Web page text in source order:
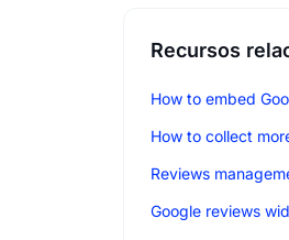
Recursos
How to embed
How to collect
Reviews
Google reviews